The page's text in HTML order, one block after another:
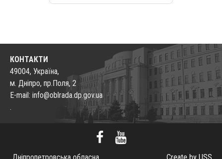
КОНТАКТИ
49004, Україна,
м. Дніпро, пр.Поля, 2
E-mail: info@oblrada.dp.gov.ua
.